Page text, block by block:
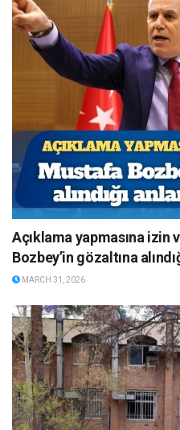
Açıklama yapmasına
Bozbey’in gözaltına
MARCH 31, 2026